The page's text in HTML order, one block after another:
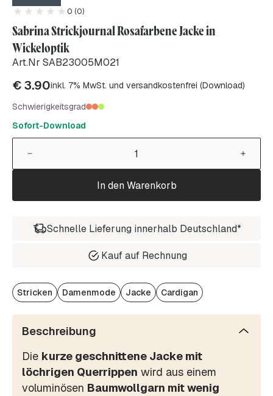
0 (0)
Sabrina Strickjournal Rosafarbene Jacke in
Wickeloptik
Art.Nr SAB23005M021
€3.90inkl. 7% MwSt. und versandkostenfrei (Download)
Schwierigkeitsgrad
Sofort-Download
In den Warenkorb
Schnelle Lieferung innerhalb Deutschland*
Kauf auf Rechnung
Stricken Damenmode Jacke Cardigan
Beschreibung
Die kurze geschnittene Jacke mit
löchrigen Querrippen wird aus einem
voluminösen Baumwollgarn mit wenig